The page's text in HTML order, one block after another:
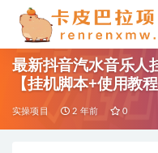
最新抖音汽水音乐人
【挂机脚本+使用教程
实操项目 2 年前 0
全部